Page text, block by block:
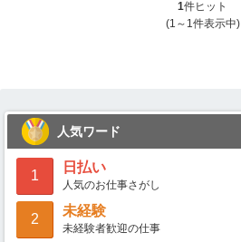
1件ヒット
(1～1件表示中)
人気ワード
1
日払い
人気のお仕事さがし
2
未経験
未経験者歓迎の仕事